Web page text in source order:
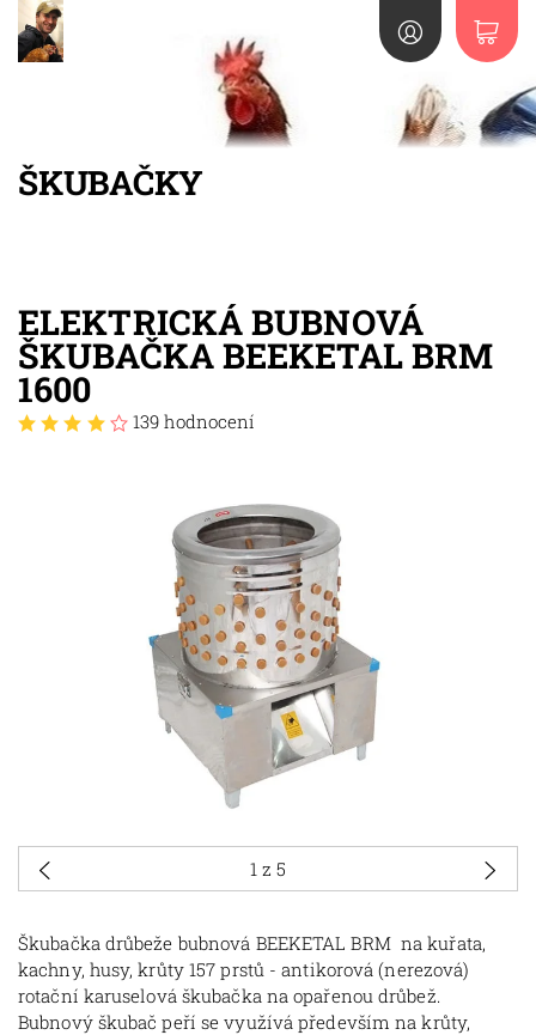
ŠKUBAČKY
ELEKTRICKÁ BUBNOVÁ
ŠKUBAČKA BEEKETAL BRM
1600
139 hodnocení
Škubačka drůbeže bubnová BEEKETAL BRM na kuřata,
kachny, husy, krůty 157 prstů - antikorová (nerezová)
rotační karuselová škubačka na opařenou drůbež.
Bubnový škubač peří se využívá především na krůty,
1z 5